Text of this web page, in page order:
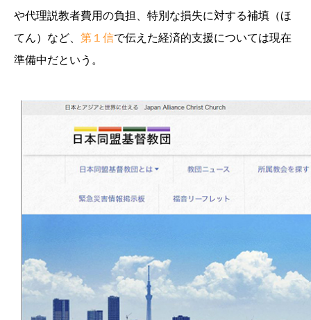
や代理説教者費用の負担、特別な損失に対する補填（ほ
てん）など、 第１信で伝えた経済的支援については現在
準備中だという。